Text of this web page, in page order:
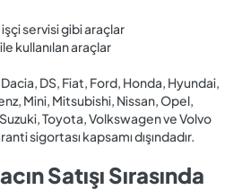
servisi gibi araçlar
kullanılan araçlar
DS, Fiat, Ford, Honda, Hyundai,
Mini, Mitsubishi, Nissan, Opel,
Toyota, Volkswagen ve Volvo
sigortası kapsamı dışındadır.
Satışı Sırasında